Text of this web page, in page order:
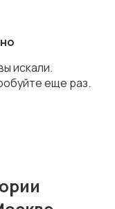
искали.
еще раз.